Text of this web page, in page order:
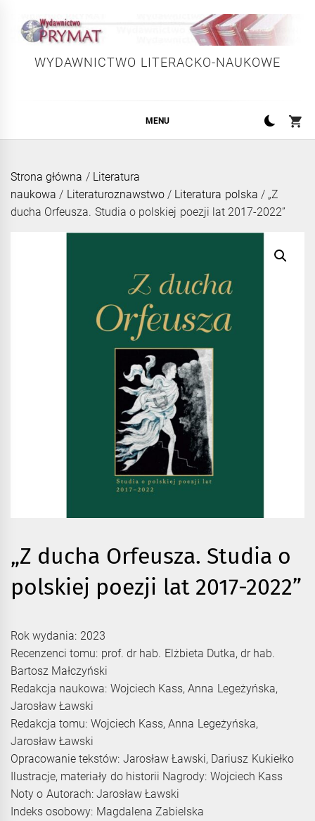
content
WYDAWNICTWO LITERACKO-NAUKOWE
MENU
Strona główna / Literatura
naukowa / Literaturoznawstwo/ Literatura polska / „Z
ducha Orfeusza. Studia o polskiej poezji lat 2017-2022”
„Z ducha Orfeusza. Studia o
polskiej poezji lat 2017-2022”
Rok wydania: 2023
Recenzenci tomu: prof. dr hab. Elżbieta Dutka, dr hab.
Bartosz Małczyński
Redakcja naukowa: Wojciech Kass, Anna Legeżyńska,
Jarosław Ławski
Redakcja tomu: Wojciech Kass, Anna Legeżyńska,
Jarosław Ławski
Opracowanie tekstów: Jarosław Ławski, Dariusz Kukiełko
Ilustracje, materiały do historii Nagrody: Wojciech Kass
Noty o Autorach: Jarosław Ławski
Indeks osobowy: Magdalena Zabielska